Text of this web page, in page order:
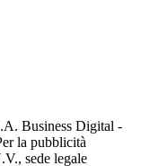
Business Digital -
la pubblicità
sede legale